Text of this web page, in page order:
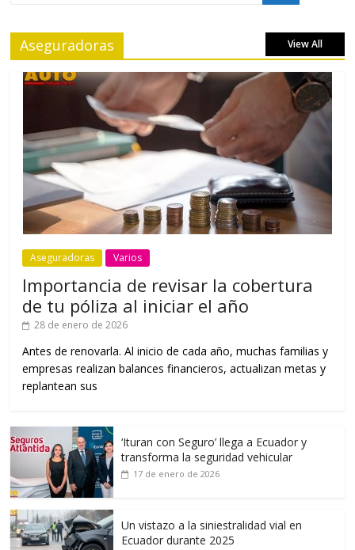
Aseguradoras View All
Aseguradoras Varios
Importancia de revisar la cobertura
de tu póliza al iniciar el año
28 de enero de 2026
Antes de renovarla. Al inicio de cada año, muchas familias y
empresas realizan balances financieros, actualizan metas y
replantean sus
‘Ituran con Seguro’ llega a Ecuador y
transforma la seguridad vehicular
17 de enero de 2026
Un vistazo a la siniestralidad vial en
Ecuador durante 2025